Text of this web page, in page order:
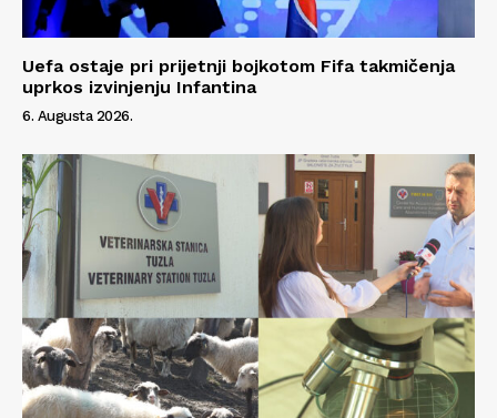
Uefa ostaje pri prijetnji bojkotom Fifa takmičenja
uprkos izvinjenju Infantina
6. Augusta 2026.